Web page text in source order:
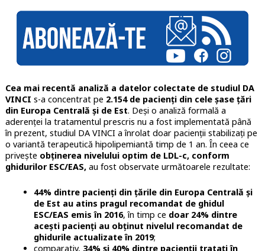
Cea mai recentă analiză a datelor colectate de studiul DA
VINCI s-a concentrat pe 2.154 de pacienți din cele șase țări
din Europa Centrală și de Est. Deși o analiză formală a
aderenței la tratamentul prescris nu a fost implementată până
în prezent, studiul DA VINCI a înrolat doar pacienții stabilizați pe
o variantă terapeutică hipolipemiantă timp de 1 an. În ceea ce
privește obținerea nivelului optim de LDL-c, conform
ghidurilor ESC/EAS,au fost observate următoarele rezultate:
44% dintre pacienți din țările din Europa Centrală și
de Est au atins pragul recomandat de ghidul
ESC/EAS emis în 2016, în timp ce doar 24% dintre
acești pacienți au obținut nivelul recomandat de
ghidurile actualizate în 2019;
comparativ, 34% și 40% dintre pacienții tratați în